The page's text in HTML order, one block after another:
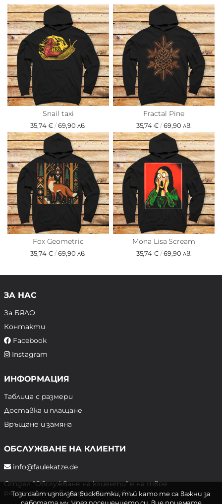
Snail taxi
35,74 €/69,90 лв.
Fractal Pine
35,74 €/69,90 лв.
Fox Geometric
35,74 €/69,90 лв.
Mona Lisa Scream
35,74 €/69,90 лв.
ЗА НАС
За БЯЛО
Контакти
Facebook
Instagram
ИНФОРМАЦИЯ
Таблица с размери
Доставка и плащане
Връщане и замяна
ОБСЛУЖВАНЕ НА КЛИЕНТИ
info@faulekatze.de
Отдел "Обслужване на клиенти" е на твое
разположение в следните часове:
Този сайт използва бисквитки, тъй като те са важни за